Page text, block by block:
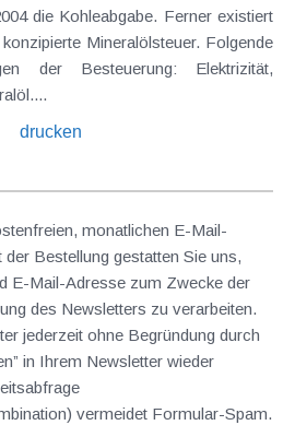
die Kohleabgabe. Ferner existiert
Mineralölsteuer. Folgende
der Besteuerung: Elektrizität,
drucken
monatlichen E-Mail-
Bestellung gestatten Sie uns,
E-Mail-Adresse zum Zwecke der
des Newsletters zu verarbeiten.
jederzeit ohne Begründung durch
in Ihrem Newsletter wieder
vermeidet Formular-Spam.